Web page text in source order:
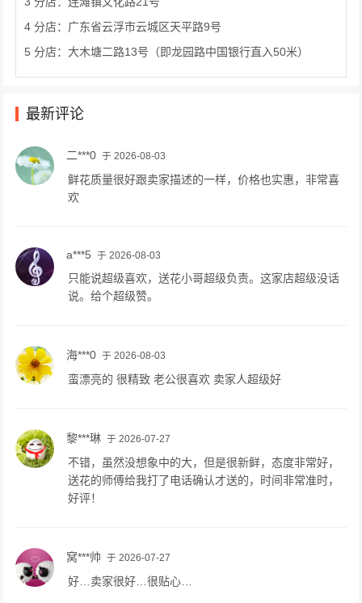
4 分店：广东省云浮市云城区天平路9号
5 分店：大木塘二路13号（即龙园路中国银行直入50米）
最新评论
二***0 于 2026-08-03
鲜花质量很好跟卖家描述的一样，价格也实惠，非常喜
欢
a***5 于 2026-08-03
只能说超级喜欢，送花小哥超级负责。这家店超级没话
说。给个超级赞。
海***0 于 2026-08-03
蛮漂亮的 很精致 老公很喜欢 卖家人超级好
黎***琳 于 2026-07-27
不错，虽然没想象中的大，但是很新鲜，态度非常好，
送花的师傅给我打了电话确认才送的，时间非常准时，
好评！
窝***帅 于 2026-07-27
好…卖家很好…很贴心…